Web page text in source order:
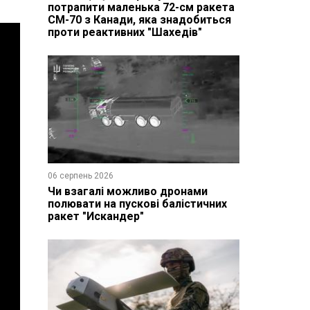
потрапити маленька 72-см ракета
CM-70 з Канади, яка знадобиться
проти реактивних "Шахедів"
06 серпень 2026
Чи взагалі можливо дронами
полювати на пускові балістичних
ракет "Искандер"